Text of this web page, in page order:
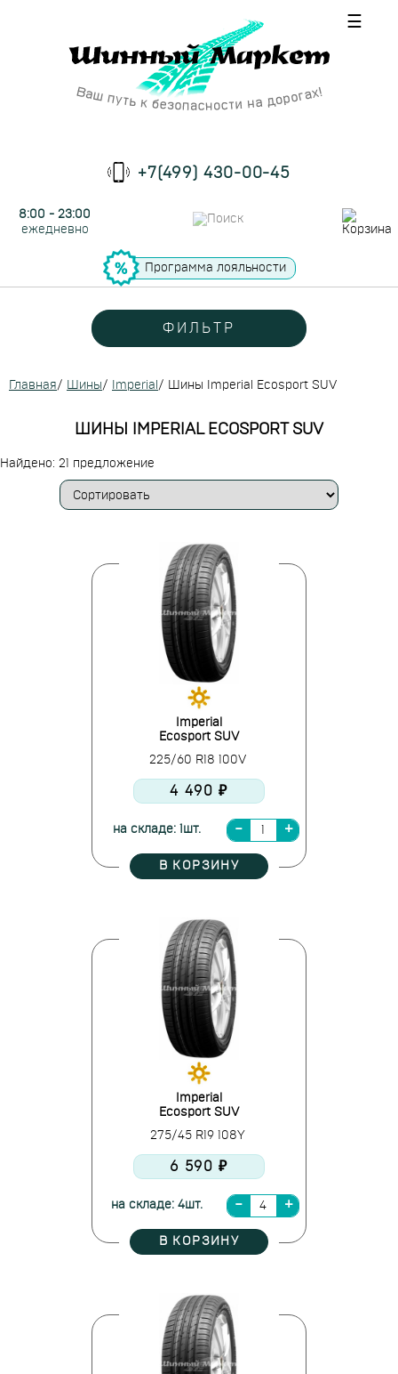
☰
+7(499) 430-00-45
8:00 - 23:00
ежедневно
Программа лояльности
ФИЛЬТР
Главная/ Шины/ Imperial / Шины Imperial Ecosport SUV
ШИНЫ IMPERIAL ECOSPORT SUV
Найдено: 21 предложение
Imperial
Ecosport SUV
225/60 R18 100V
4 490 ₽
на складе: 1шт.
В КОРЗИНУ
Imperial
Ecosport SUV
275/45 R19 108Y
6 590 ₽
на складе: 4шт.
В КОРЗИНУ